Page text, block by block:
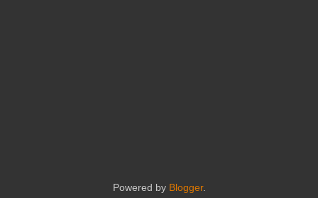
Powered by Blogger.